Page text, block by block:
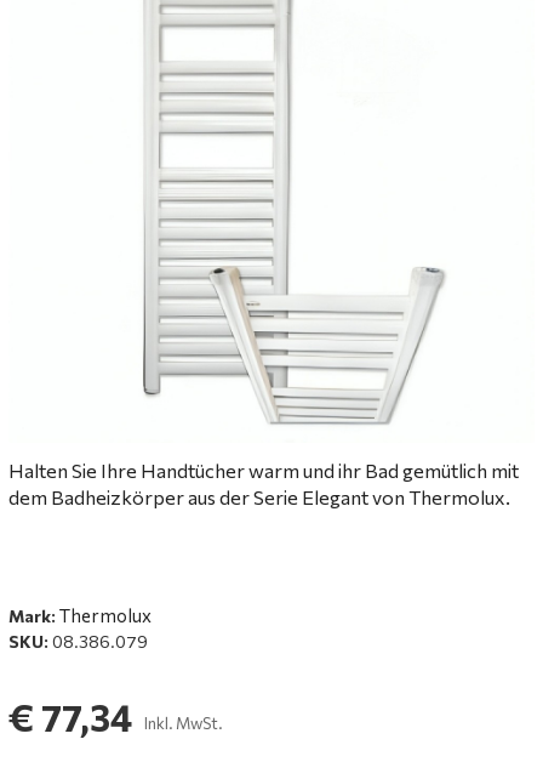
Halten Sie Ihre Handtücher warm und ihr Bad gemütlich mit
dem Badheizkörper aus der Serie Elegant von Thermolux.
Mark: Thermolux
SKU: 08.386.079
€ 77,34 Inkl. MwSt.